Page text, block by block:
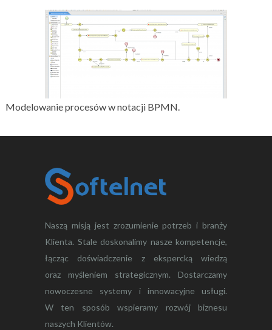
Modelowanie procesów w notacji BPMN.
Naszą misją jest zrozumienie potrzeb i branży
Klienta. Stale doskonalimy nasze kompetencje,
łącząc doświadczenie z ekspercką wiedzą
oraz myśleniem strategicznym. Dostarczamy
nowoczesne systemy i innowacyjne usługi.
W ten sposób wspieramy rozwój biznesu
naszych Klientów.